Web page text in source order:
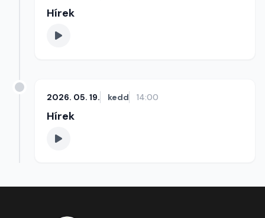
Hírek
2026. 05. 19. kedd 14:00
Hírek